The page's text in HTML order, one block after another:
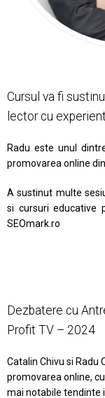
Cursul va fi
lector cu
Radu este unul
promovarea online din
A sustinut multe
si cursuri educative
SEOmark.ro
Dezbatere cu
Profit TV – 2024
Catalin Chivu si
promovarea online,
mai notabile tendinte